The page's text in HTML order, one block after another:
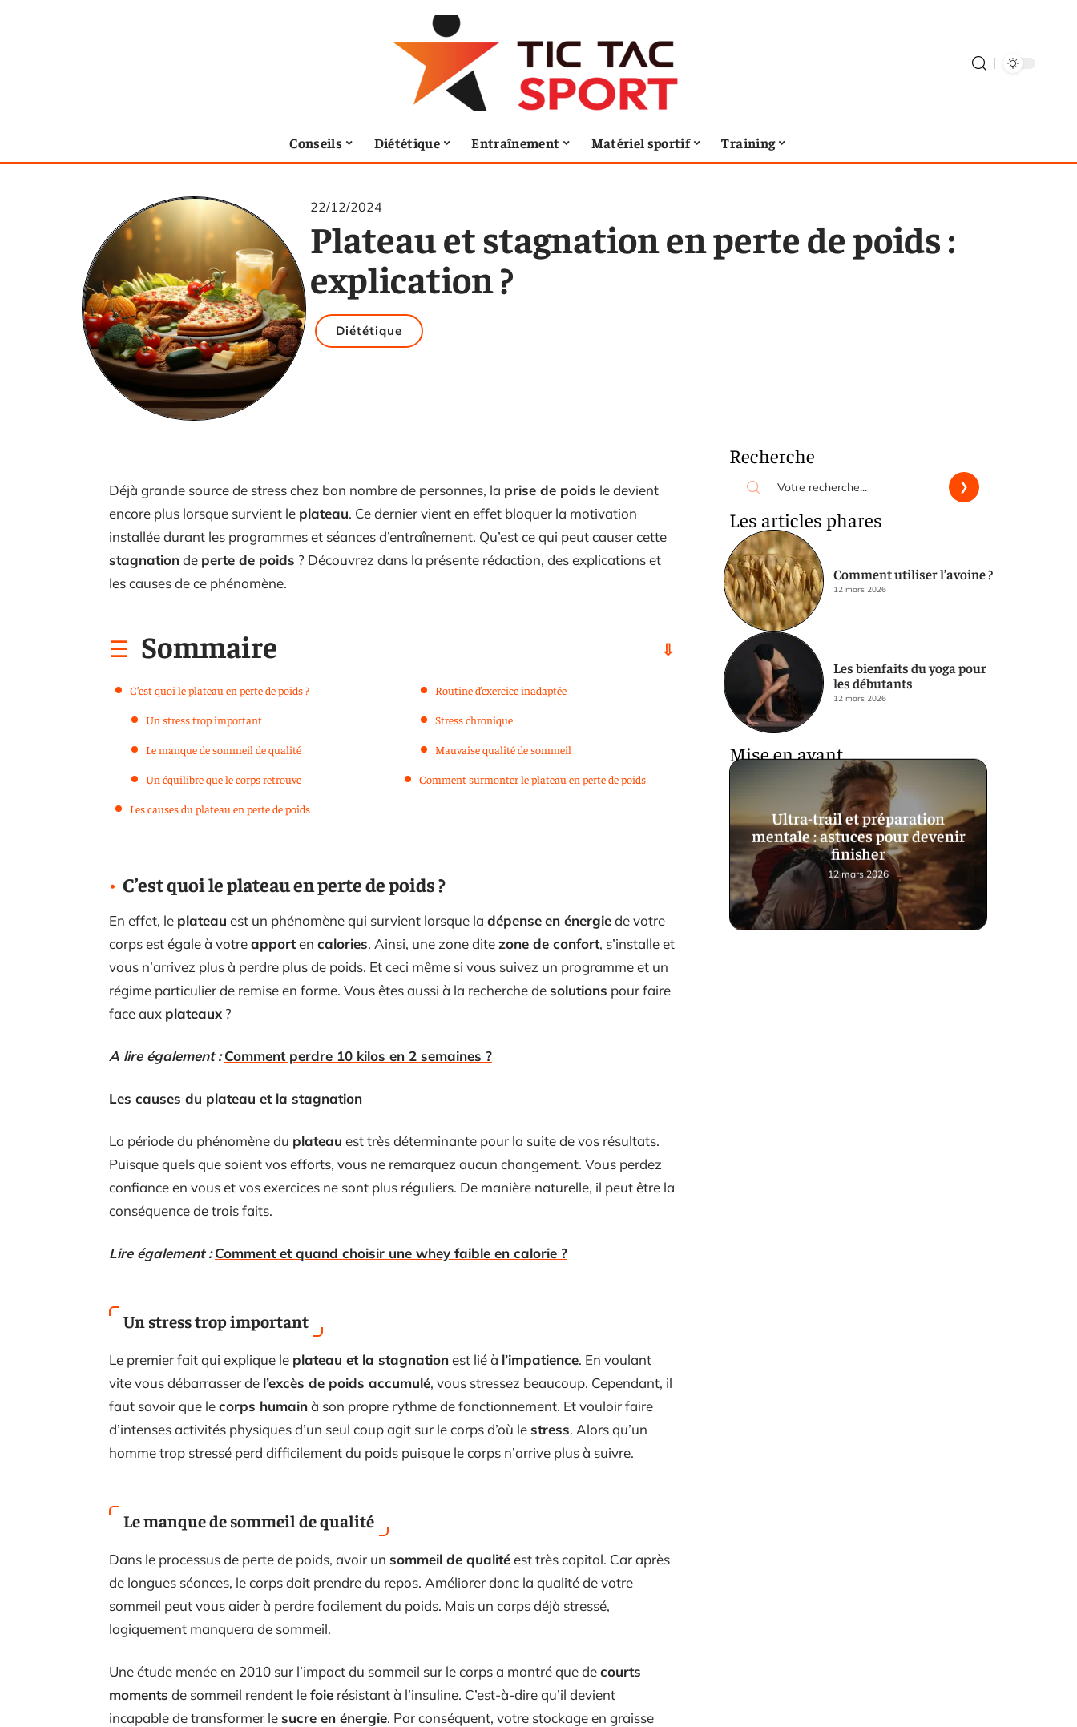
Conseils Diététique Entraînement Matériel sportif Training
22/12/2024
Plateau et stagnation en perte de poids :
explication ?
Diététique
Déjà grande source de stress chez bon nombre de personnes, la prise de poids le devient
encore plus lorsque survient le plateau. Ce dernier vient en effet bloquer la motivation
installée durant les programmes et séances d’entraînement. Qu’est ce qui peut causer cette
stagnationde perte de poids ? Découvrez dans la présente rédaction, des explications et
les causes de ce phénomène.
Sommaire
C’est quoi le plateau en perte de poids ?
Un stress trop important
Le manque de sommeil de qualité
Un équilibre que le corps retrouve
Les causes du plateau en perte de poids
Routine d’exercice inadaptée
Stress chronique
Mauvaise qualité de sommeil
Comment surmonter le plateau en perte de poids
C’est quoi le plateau en perte de poids ?
En effet, le plateau est un phénomène qui survient lorsque la dépenseen énergiede votre
corps est égale à votreapporten calories. Ainsi, une zone ditezone de confort, s’installe et
vous n’arrivez plus à perdre plus de poids. Et ceci même si vous suivez un programme et un
régime particulier de remise en forme. Vous êtes aussi à la recherche desolutions pour faire
face aux plateaux ?
A lire également : Comment perdre 10 kilos en 2 semaines ?
Les causes du plateau et la stagnation
La période du phénomène du plateau est très déterminante pour la suite de vos résultats.
Puisque quels que soient vos efforts, vous ne remarquez aucun changement. Vous perdez
confiance en vous et vos exercices ne sont plus réguliers. De manière naturelle, il peut être la
conséquence de trois faits.
Lire également : Comment et quand choisir une whey faible en calorie ?
Un stress trop important
Le premier fait qui explique le plateau et la stagnationest lié à l’impatience. En voulant
vite vous débarrasser de l’excès de poids accumulé, vous stressez beaucoup. Cependant, il
faut savoir que lecorps humainà son propre rythme de fonctionnement. Et vouloir faire
d’intenses activités physiques d’un seul coup agit sur le corps d’où lestress. Alors qu’un
homme trop stressé perd difficilement du poids puisque le corps n’arrive plus à suivre.
Le manque de sommeil de qualité
Dans le processus de perte de poids, avoir un sommeil de qualitéest très capital. Car après
de longues séances, le corps doit prendre du repos. Améliorer donc la qualité de votre
sommeil peut vous aider à perdre facilement du poids. Mais un corps déjà stressé,
logiquement manquera de sommeil.
Une étude menée en 2010 sur l’impact du sommeil sur le corps a montré que decourts
moments de sommeil rendent lefoie résistant à l’insuline. C’est-à-dire qu’il devient
incapable de transformer lesucre en énergie. Par conséquent, votre stockage en graisse
Recherche
Les articles phares
Comment utiliser l’avoine ?
12 mars 2026
Les bienfaits du yoga pour
les débutants
12 mars 2026
Mise en avant
Ultra-trail et préparation
mentale : astuces pour devenir
finisher
12 mars 2026